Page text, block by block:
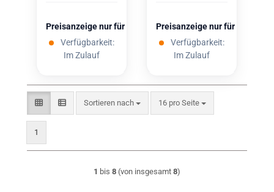
Preisanzeige nur für freigeschaltete Kunden
Verfügbarkeit:
Im Zulauf
Preisanzeige nur für
Verfügbarkeit:
Im Zulauf
Sortieren nach 16 pro Seite
1
1 bis 8 (von insgesamt 8)